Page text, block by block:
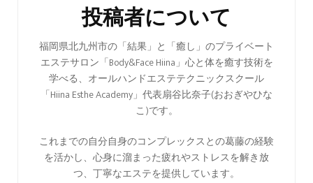
投稿者について
福岡県北九州市の「結果」と「癒し」のプライベート
エステサロン「Body&Face Hiina」心と体を癒す技術を
学べる、オールハンドエステテクニックスクール
「Hiina Esthe Academy」代表扇谷比奈子(おおぎやひな
こ)です。
これまでの自分自身のコンプレックスとの葛藤の経験
を活かし、心身に溜まった疲れやストレスを解き放
つ、丁寧なエステを提供しています。